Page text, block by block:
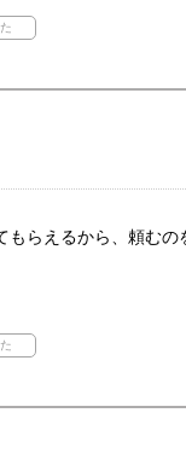
らえるから、頼むの